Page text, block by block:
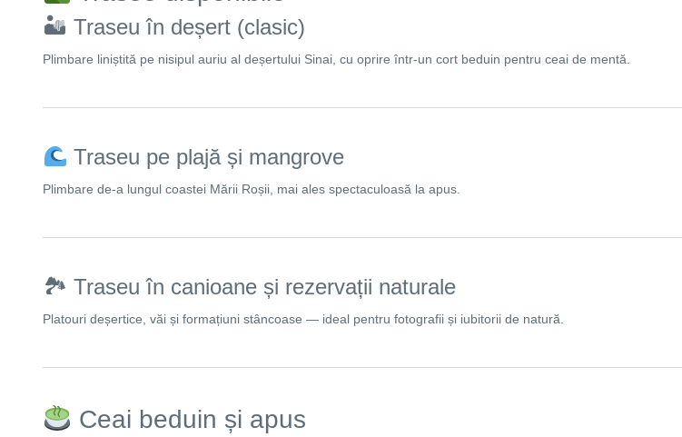
🏜 Traseu în deșert (clasic)
Plimbare liniștită pe nisipul auriu al deșertului Sinai, cu oprire într-un cort beduin pentru ceai de mentă.
Traseu pe plajă și mangrove
Plimbare de-a lungul coastei Mării Roșii, mai ales spectaculoasă la apus.
🏞 Traseu în canioane și rezervații naturale
Platouri deșertice, văi și formațiuni stâncoase — ideal pentru fotografii și iubitorii de natură.
Ceai beduin și apus